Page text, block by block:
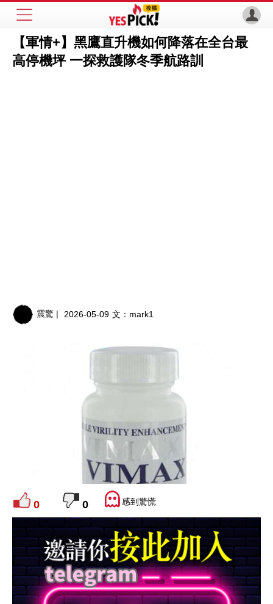
【軍情+】黑鷹直升機如何降落在全台最
高停機坪 一探救護隊冬季航路訓
震驚 | 2026-05-09 文： mark1
0 0 感到驚慌